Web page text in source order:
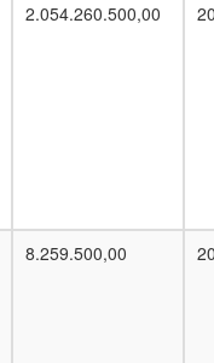
2.054.260.500,00
8.259.500,00